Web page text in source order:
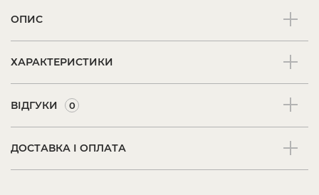
ОПИС
ХАРАКТЕРИСТИКИ
ВІДГУКИ 0
ДОСТАВКА І ОПЛАТА